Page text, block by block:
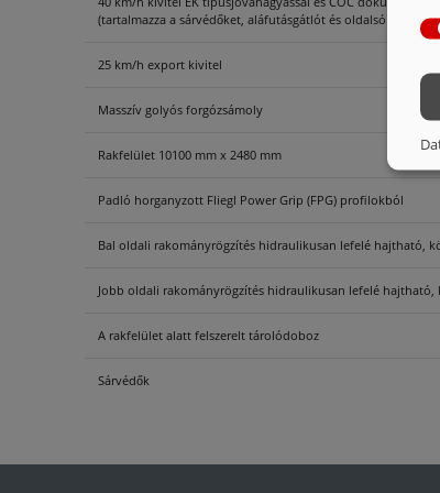
(tartalmazza a sárvédőket, aláfutásgátlót és oldalsó
25 km/h export kivitel
Masszív golyós forgózsámoly
Rakfelület 10100 mm x 2480 mm
Padló horganyzott Fliegl Power Grip (FPG) profilokból
Bal oldali rakományrögzítés hidraulikusan lefelé hajtható,
Jobb oldali rakományrögzítés hidraulikusan lefelé hajtható,
A rakfelület alatt felszerelt tárolódoboz
Sárvédők